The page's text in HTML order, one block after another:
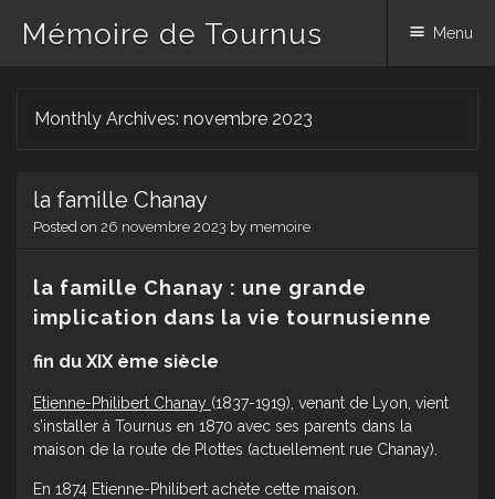
Mémoire de Tournus Menu
Monthly Archives: novembre 2023
la famille Chanay
Posted on 26 novembre 2023 by memoire
la famille Chanay : une grande
implication dans la vie tournusienne
fin du XIX ème siècle
Etienne-Philibert Chanay (1837-1919), venant de Lyon, vient
s’installer à Tournus en 1870 avec ses parents dans la
maison de la route de Plottes (actuellement rue Chanay).
En 1874 Etienne-Philibert achète cette maison.